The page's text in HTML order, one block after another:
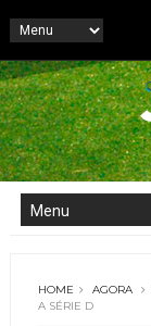
HOME AGORA
A SÉRIE D